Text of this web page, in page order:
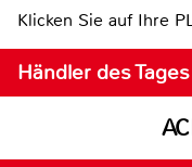
Klicken Sie auf Ihre
Händler des Tages